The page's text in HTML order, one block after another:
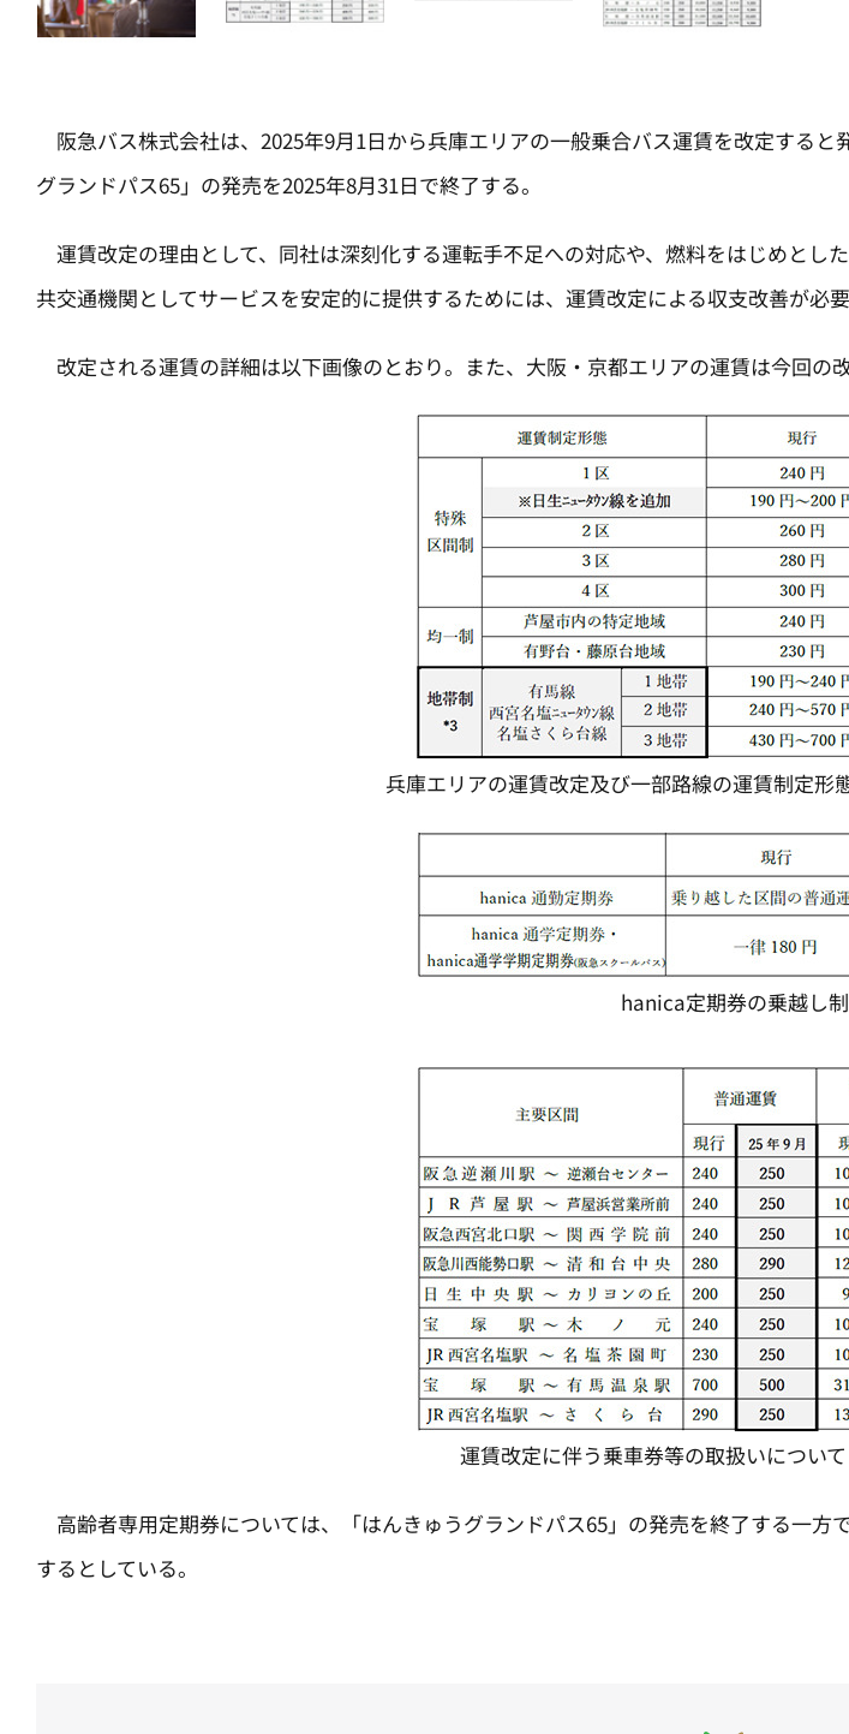
阪急バス株式会社は、2025年9月1日から兵庫エリアの一般乗合バス運賃を改定する
グランドパス65」の発売を2025年8月31日で終了する。
運賃改定の理由として、同社は深刻化する運転手不足への対応や、燃料をはじめとし
共交通機関としてサービスを安定的に提供するためには、運賃改定による収支改善が必要
改定される運賃の詳細は以下画像のとおり。また、大阪・京都エリアの運賃は今回の改
兵庫エリアの運賃改定及び一部路線の運賃制定形
hanica定期券の乗越し
運賃改定に伴う乗車券等の取扱いについ
高齢者専用定期券については、「はんきゅうグランドパス65」の発売を終了する一
するとしている。